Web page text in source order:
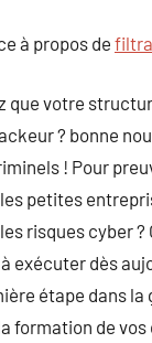
à propos de
que votre
? bonne
! Pour
petites
risques cyber ?
exécuter dès
étape dans
formation de